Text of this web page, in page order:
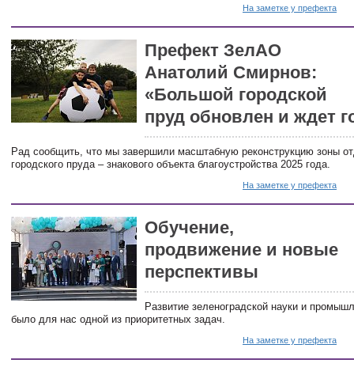
На заметке у префекта
Префект ЗелАО
Анатолий Смирнов:
«Большой городской
пруд обновлен и ждет
Рад сообщить, что мы завершили масштабную реконструкцию зоны
городского пруда – знакового объекта благоустройства 2025 года.
На заметке у префекта
Обучение,
продвижение и новые
перспективы
Развитие зеленоградской науки и
было для нас одной из приоритетных задач.
На заметке у префекта